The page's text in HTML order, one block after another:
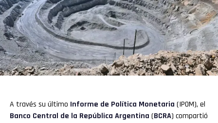
A través su último Informe de Política Monetaria (IPOM), el
Banco Central de la República Argentina (BCRA) compartió